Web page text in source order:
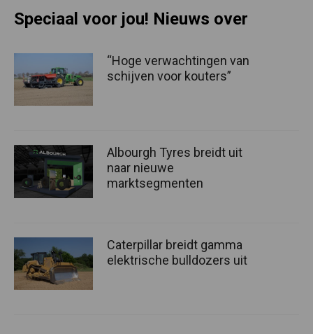
Speciaal voor jou! Nieuws over
“Hoge verwachtingen van
schijven voor kouters”
Albourgh Tyres breidt uit
naar nieuwe
marktsegmenten
Caterpillar breidt gamma
elektrische bulldozers uit